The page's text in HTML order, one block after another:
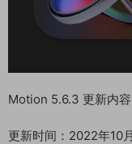
Motion 5.6.3 更新内
更新时间：2022年10